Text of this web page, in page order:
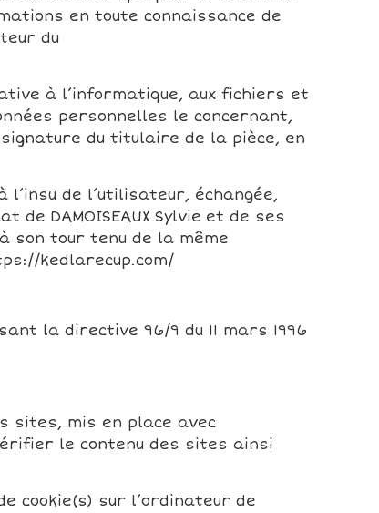
en toute connaissance de
du
à l’informatique, aux fichiers et
personnelles le concernant,
du titulaire de la pièce, en
de l’utilisateur, échangée,
DAMOISEAUX Sylvie et de ses
tour tenu de la même
kedlarecup.com/
la directive 96/9 du 11 mars 1996
sites, mis en place avec
vérifier le contenu des sites ainsi
cookie(s) sur l’ordinateur de